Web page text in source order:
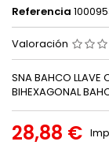
Referencia
Valoración
SNA BAHCO LLAVE
BIHEXAGONAL
28,88 €